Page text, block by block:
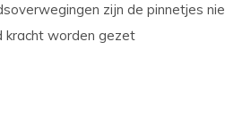
zijn de pinnetjes
kracht worden gezet